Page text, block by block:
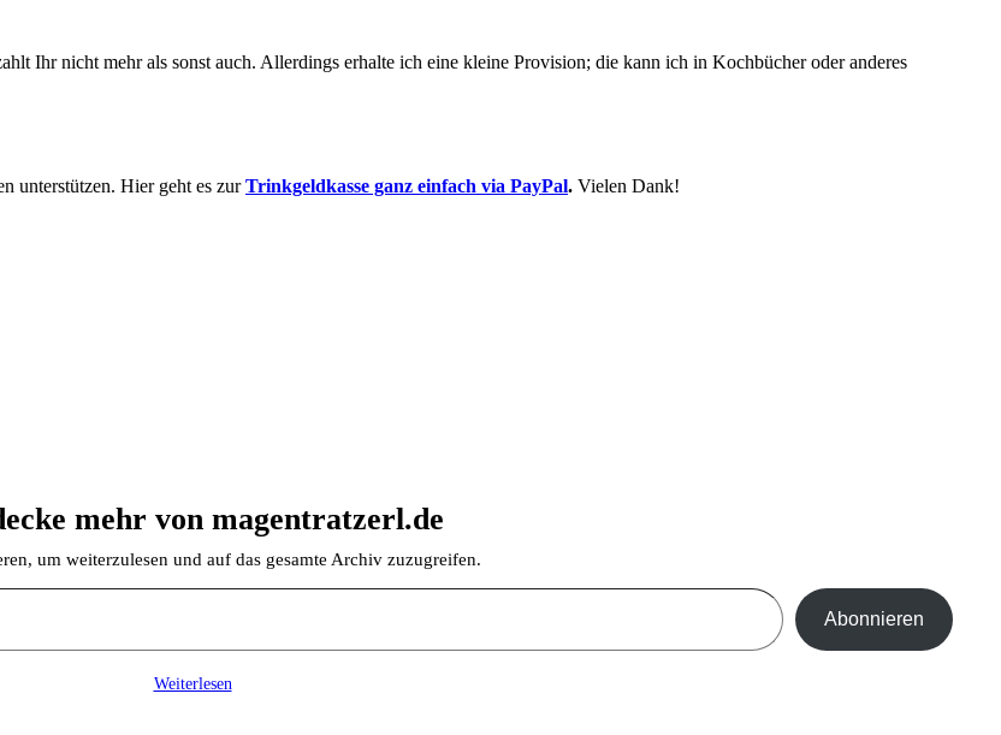
Ihr nicht mehr als sonst auch. Allerdings erhalte ich eine kleine Provision; die kann ich in Kochbücher oder anderes
unterstützen. Hier geht es zurTrinkgeldkasse ganz einfach via PayPal. Vielen Dank!
mehr von magentratzerl.de
um weiterzulesen und auf das gesamte Archiv zuzugreifen.
Abonnieren
Weiterlesen